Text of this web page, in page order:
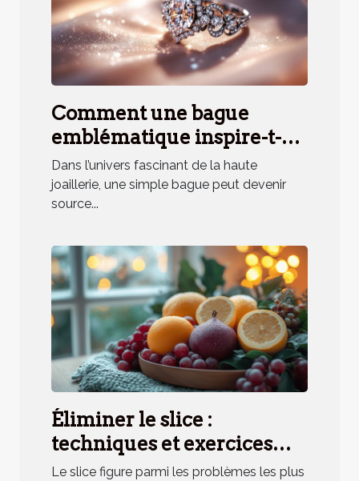
Comment une bague
emblématique inspire-t-
elle un parfum unique ?
Dans l’univers fascinant de la haute
joaillerie, une simple bague peut devenir
source...
Éliminer le slice :
techniques et exercices
pratiques
Le slice figure parmi les problèmes les plus